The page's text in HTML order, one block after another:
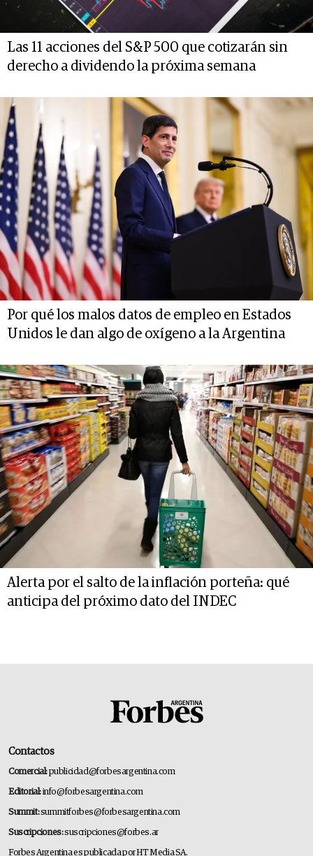
Las 11 acciones del S&P 500 que cotizarán sin
derecho a dividendo la próxima semana
Por qué los malos datos de empleo en Estados
Unidos le dan algo de oxígeno a la Argentina
Alerta por el salto de la inflación porteña: qué
anticipa del próximo dato del INDEC
Contactos
Comercial:publicidad@forbesargentina.com
Editorial:info@forbesargentina.com
Summit:summitforbes@forbesargentina.com
Suscripciones:suscripciones@forbes.ar
Forbes Argentina es publicada por HT Media SA.